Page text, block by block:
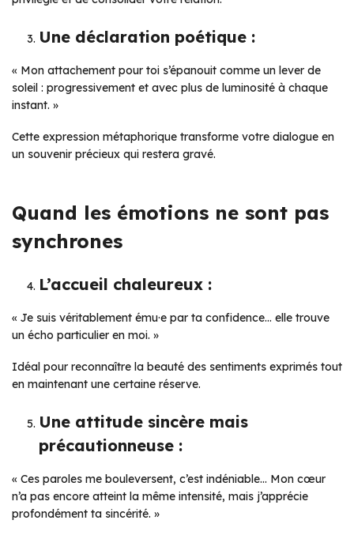
Une déclaration poétique :
« Mon attachement pour toi s’épanouit comme un lever de
soleil : progressivement et avec plus de luminosité à chaque
instant. »
Cette expression métaphorique transforme votre dialogue en
un souvenir précieux qui restera gravé.
Quand les émotions ne sont pas
synchrones
L’accueil chaleureux :
« Je suis véritablement ému·e par ta confidence… elle trouve
un écho particulier en moi. »
Idéal pour reconnaître la beauté des sentiments exprimés tout
en maintenant une certaine réserve.
Une attitude sincère mais
précautionneuse :
« Ces paroles me bouleversent, c’est indéniable… Mon cœur
n’a pas encore atteint la même intensité, mais j’apprécie
profondément ta sincérité. »